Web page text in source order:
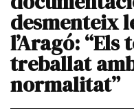
desmenteix
l’Aragó: “Els
treballat
normalitat”